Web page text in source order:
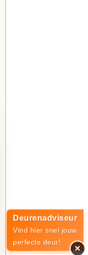
Deurenadviseur
Vind hier snel jouw
perfecte deur!
×